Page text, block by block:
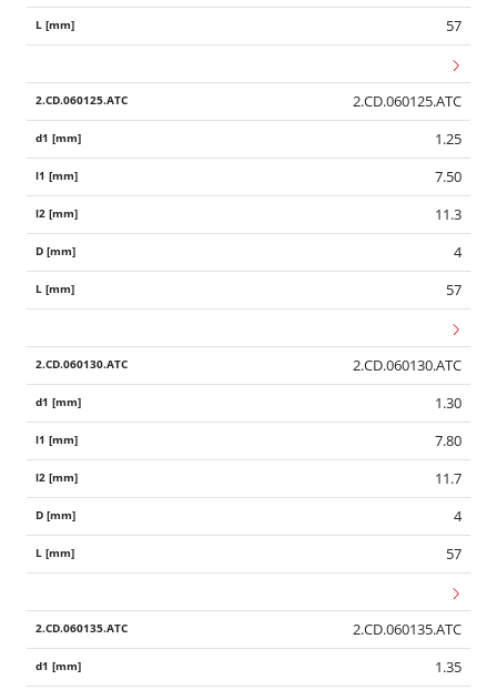
57
2.CD.060125.ATC
1.25
7.50
11.3
4
57
2.CD.060130.ATC
1.30
7.80
11.7
4
57
2.CD.060135.ATC
1.35